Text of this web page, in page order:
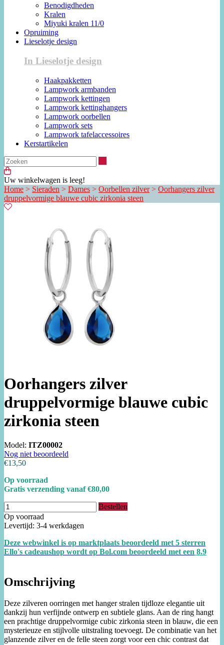
Benodigdheden
Kralen
Miyuki kralen 11/0
Opruiming
Lieselotje design
In Lieselotje design
Haakpakketten
Lampwork armbanden
Lampwork kettingen
Lampwork kettinghangers
Lampwork oorbellen
Lampwork sets
Lampwork tafelaccessoires
Kerstartikelen
Uw winkelwagen is leeg!
Home > Sieraden > Dames > Oorbellen zilver> Oorhangers zilver
druppelvormige blauwe cubic zirkonia steen
Oorhangers zilver
druppelvormige blauwe cubic
zirkonia steen
Model: ITZ00002
Nog niet beoordeeld
€13,50
Op voorraad
Gratis verzending vanaf €80,00
Bestellen
Op voorraad
Levertijd: 3-4 werkdagen
Deze webwinkel is op marktplaats beoordeeld met 5 sterren
Ello's cadeaushop wordt op Bol.com beoordeeld met een 8.9
Omschrijving
Deze zilveren oorringen met hanger stralen tijdloze elegantie uit
dankzij hun verfijnde ontwerp en subtiele glans. Aan de ring hangt
een prachtige druppelvormige cubic zirkonia steen in blauw, die een
mysterieuze en stijlvolle uitstraling toevoegt. De combinatie van het
glanzende zilver en de felle steen zorgt voor een chic contrast dat